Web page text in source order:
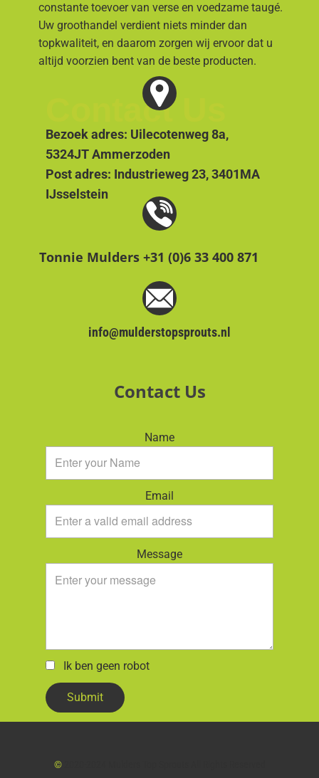
constante toevoer van verse en voedzame taugé.
Uw groothandel verdient niets minder dan
topkwaliteit, en daarom zorgen wij ervoor dat u
altijd voorzien bent van de beste producten.
Contact Us
Bezoek adres: Uilecotenweg 8a,
5324JT Ammerzoden
Post adres: Industrieweg 23, 3401MA
IJsselstein
Tonnie Mulders +31 (0)6 33 400 871
info@mulderstopsprouts.nl
Contact Us
Name
Email
Message
Ik ben geen robot
Submit
©2020-2024 Mulders Top Sprouts All Rights Reserved